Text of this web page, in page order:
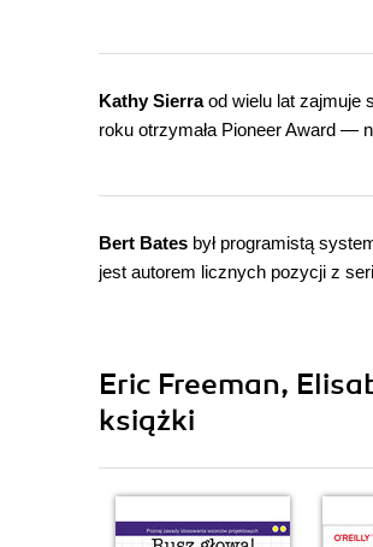
Kathy Sierraod wielu lat zajmuje
roku otrzymała Pioneer Award —
Bert Bates był programistą
jest autorem licznych pozycji z
Eric Freeman,
książki